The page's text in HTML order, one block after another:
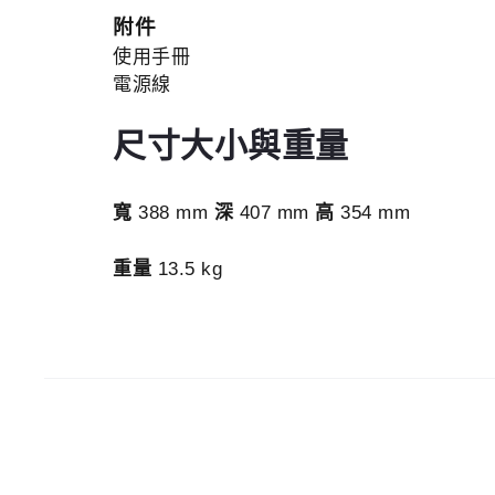
附件
使用手冊
電源線
尺寸大小與重量
寬 388 mm 深 407 mm 高 354 mm
重量 13.5 kg